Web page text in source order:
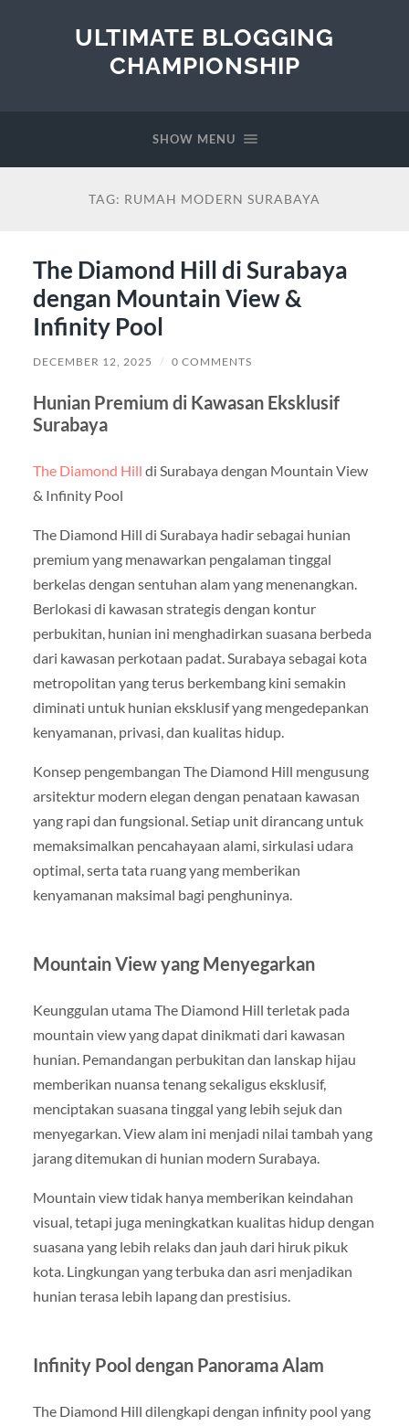
ULTIMATE BLOGGING
CHAMPIONSHIP
SHOW MENU
TAG: RUMAH MODERN SURABAYA
The Diamond Hill di Surabaya
dengan Mountain View &
Infinity Pool
DECEMBER 12, 2025 / 0 COMMENTS
Hunian Premium di Kawasan Eksklusif
Surabaya
The Diamond Hill di Surabaya dengan Mountain View
& Infinity Pool
The Diamond Hill di Surabaya hadir sebagai hunian
premium yang menawarkan pengalaman tinggal
berkelas dengan sentuhan alam yang menenangkan.
Berlokasi di kawasan strategis dengan kontur
perbukitan, hunian ini menghadirkan suasana berbeda
dari kawasan perkotaan padat. Surabaya sebagai kota
metropolitan yang terus berkembang kini semakin
diminati untuk hunian eksklusif yang mengedepankan
kenyamanan, privasi, dan kualitas hidup.
Konsep pengembangan The Diamond Hill mengusung
arsitektur modern elegan dengan penataan kawasan
yang rapi dan fungsional. Setiap unit dirancang untuk
memaksimalkan pencahayaan alami, sirkulasi udara
optimal, serta tata ruang yang memberikan
kenyamanan maksimal bagi penghuninya.
Mountain View yang Menyegarkan
Keunggulan utama The Diamond Hill terletak pada
mountain view yang dapat dinikmati dari kawasan
hunian. Pemandangan perbukitan dan lanskap hijau
memberikan nuansa tenang sekaligus eksklusif,
menciptakan suasana tinggal yang lebih sejuk dan
menyegarkan. View alam ini menjadi nilai tambah yang
jarang ditemukan di hunian modern Surabaya.
Mountain view tidak hanya memberikan keindahan
visual, tetapi juga meningkatkan kualitas hidup dengan
suasana yang lebih relaks dan jauh dari hiruk pikuk
kota. Lingkungan yang terbuka dan asri menjadikan
hunian terasa lebih lapang dan prestisius.
Infinity Pool dengan Panorama Alam
The Diamond Hill dilengkapi dengan infinity pool yang